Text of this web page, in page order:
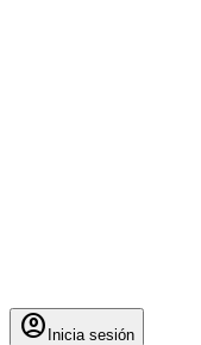
account_circle Inicia sesión